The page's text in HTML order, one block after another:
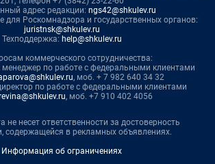
адрес редакции: ngs42@shkulev.ru
для Роскомнадзора и государственных органов:
juristnsk@shkulev.ru
Техподдержка: help@shkulev.ru
коммерческого сотрудничества:
по работе с федеральными клиентами
, моб. + 7 982 640 34 32
по работе с федеральными клиентами
, моб. +7 910 402 4056
не несет ответственности за достоверность
содержащейся в рекламных объявлениях.
Информация об ограничениях